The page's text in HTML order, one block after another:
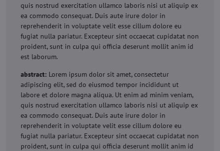
quis nostrud exercitation ullamco laboris nisi ut aliquip ex
ea commodo consequat. Duis aute irure dolor in
reprehenderit in voluptate velit esse cillum dolore eu
fugiat nulla pariatur. Excepteur sint occaecat cupidatat non
proident, sunt in culpa qui officia deserunt mollit anim id
est laborum.
abstract: Lorem ipsum dolor sit amet, consectetur
adipiscing elit, sed do eiusmod tempor incididunt ut
labore et dolore magna aliqua. Ut enim ad minim veniam,
quis nostrud exercitation ullamco laboris nisi ut aliquip ex
ea commodo consequat. Duis aute irure dolor in
reprehenderit in voluptate velit esse cillum dolore eu
fugiat nulla pariatur. Excepteur sint occaecat cupidatat non
proident, sunt in culpa qui officia deserunt mollit anim id